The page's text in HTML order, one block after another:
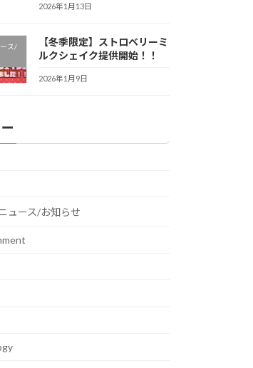
2026年1月13日
ース/
【冬季限定】ストロベリーミ
ルクシェイク提供開始！！
2026年1月9日
ュース/お知らせ